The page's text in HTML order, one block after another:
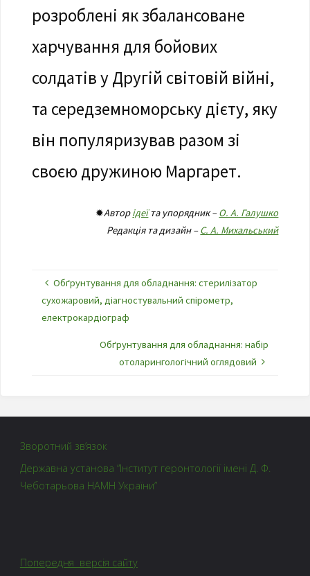
розроблені як збалансоване
харчування для бойових
солдатів у Другій світовій війні,
та середземноморську дієту, яку
він популяризував разом зі
своєю дружиною Маргарет.
✹Авторідеїта упорядник –О. А. Галушко
Редакція та дизайн –С. А. Михальський
Обґрунтування для обладнання: стерилізатор
сухожаровий, діагностувальний спірометр,
електрокардіограф
Обґрунтування для обладнання: набір
отоларингологічний оглядовий
Зворотний зв’язок
Державна установа “Інститут геронтології імені Д. Ф.
Чеботарьова НАМН України”
Попередня версія сайту